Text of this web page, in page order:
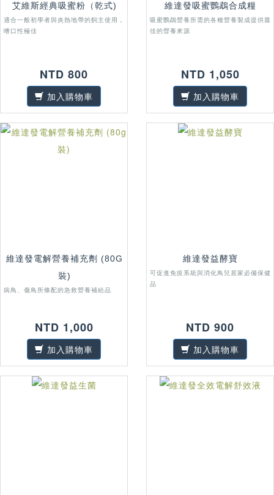
艾維斯經典吸蜜粉（乾式)
適合一般初學者與炎熱地帶的飼主使用，
嗜口性極佳
NTD 800
加入購物車
維達發吸蜜鸚鵡合成糧
吸蜜鸚鵡營養所需的各種營養製成提供最
佳的營養來源
NTD 1,050
加入購物車
維達發電解營養補充劑 (80G
裝)
病鳥、傷鳥所條配的急救營養補給品
NTD 1,000
加入購物車
維達發益酵寶
可促進免疫系統與消化鳥兒居家必備保健
品
NTD 900
加入購物車